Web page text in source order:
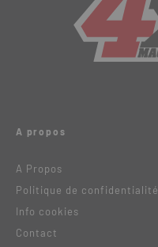
A propos
A Propos
Politique de confidentialité
Info cookies
Contact